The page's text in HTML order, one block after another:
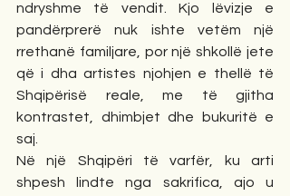
ndryshme të vendit. Kjo lëvizje e
pandërprerë nuk ishte vetëm një
rrethanë familjare, por një shkollë jete
që i dha artistes njohjen e thellë të
Shqipërisë reale, me të gjitha
kontrastet, dhimbjet dhe bukuritë e
saj.
Në një Shqipëri të varfër, ku arti
shpesh lindte nga sakrifica, ajo u